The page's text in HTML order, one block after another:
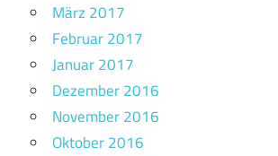
März 2017
Februar 2017
Januar 2017
Dezember 2016
November 2016
Oktober 2016